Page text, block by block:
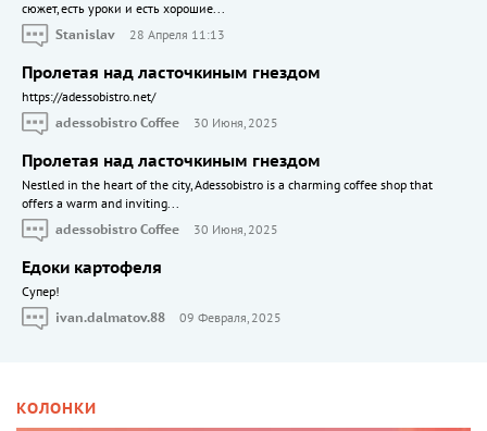
сюжет, есть уроки и есть хорошие...
Stanislav
28 Апреля 11:13
Пролетая над ласточкиным гнездом
https://adessobistro.net/
adessobistro Coffee
30 Июня, 2025
Пролетая над ласточкиным гнездом
Nestled in the heart of the city, Adessobistro is a charming coffee shop that
offers a warm and inviting...
adessobistro Coffee
30 Июня, 2025
Едоки картофеля
Cупер!
ivan.dalmatov.88
09 Февраля, 2025
КОЛОНКИ